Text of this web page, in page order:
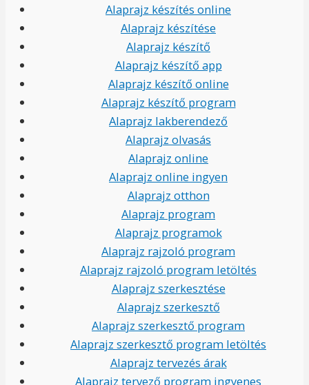
Alaprajz készítés online
Alaprajz készítése
Alaprajz készítő
Alaprajz készítő app
Alaprajz készítő online
Alaprajz készítő program
Alaprajz lakberendező
Alaprajz olvasás
Alaprajz online
Alaprajz online ingyen
Alaprajz otthon
Alaprajz program
Alaprajz programok
Alaprajz rajzoló program
Alaprajz rajzoló program letöltés
Alaprajz szerkesztése
Alaprajz szerkesztő
Alaprajz szerkesztő program
Alaprajz szerkesztő program letöltés
Alaprajz tervezés árak
Alaprajz tervező program ingyenes